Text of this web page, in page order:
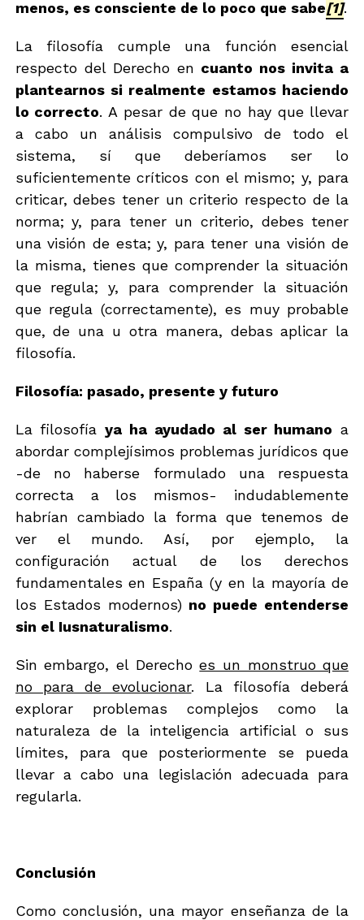
menos, es consciente de lo poco que sabe[1].
La filosofía cumple una función esencial
respecto del Derecho en cuanto nos invita a
plantearnos si realmente estamos haciendo
lo correcto. A pesar de que no hay que llevar
a cabo un análisis compulsivo de todo el
sistema, sí que deberíamos ser lo
suficientemente críticos con el mismo; y, para
criticar, debes tener un criterio respecto de la
norma; y, para tener un criterio, debes tener
una visión de esta; y, para tener una visión de
la misma, tienes que comprender la situación
que regula; y, para comprender la situación
que regula (correctamente), es muy probable
que, de una u otra manera, debas aplicar la
filosofía.
Filosofía: pasado, presente y futuro
La filosofíaya ha ayudado al ser humano a
abordar complejísimos problemas jurídicos que
-de no haberse formulado una respuesta
correcta a los mismos- indudablemente
habrían cambiado la forma que tenemos de
ver el mundo. Así, por ejemplo, la
configuración actual de los derechos
fundamentales en España (y en la mayoría de
los Estados modernos) no puede entenderse
sin el Iusnaturalismo.
Sin embargo, el Derechoes un monstruo que
no para de evolucionar. La filosofía deberá
explorar problemas complejos como la
naturaleza de la inteligencia artificial o sus
límites, para que posteriormente se pueda
llevar a cabo una legislación adecuada para
regularla.
Conclusión
Como conclusión, una mayor enseñanza de la